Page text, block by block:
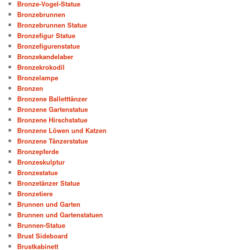
Bronze-Vogel-Statue
Bronzebrunnen
Bronzebrunnen Statue
Bronzefigur Statue
Bronzefigurenstatue
Bronzekandelaber
Bronzekrokodil
Bronzelampe
Bronzen
Bronzene Balletttänzer
Bronzene Gartenstatue
Bronzene Hirschstatue
Bronzene Löwen und Katzen
Bronzene Tänzerstatue
Bronzepferde
Bronzeskulptur
Bronzestatue
Bronzetänzer Statue
Bronzetiere
Brunnen und Garten
Brunnen und Gartenstatuen
Brunnen-Statue
Brust Sideboard
Brustkabinett